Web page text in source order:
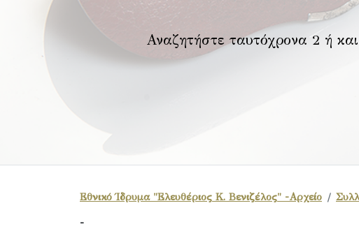
Αναζητήστε ταυτόχρονα 2 ή
Εθνικό Ίδρυμα "Ελευθέριος Κ. Βενιζέλος" -Αρχείο
-